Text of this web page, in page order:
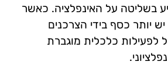
בשליטה על האינפלציה. כאשר
יותר כסף בידי הצרכנים
לפעילות כלכלית מוגברת